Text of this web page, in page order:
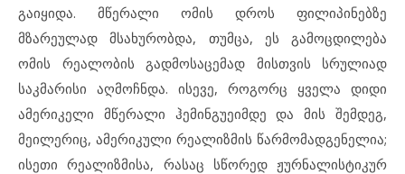
გაიყიდა. მწერალი ომის დროს ფილიპინებზე
მზარეულად მსახურობდა, თუმცა, ეს გამოცდილება
ომის რეალობის გადმოსაცემად მისთვის სრულიად
საკმარისი აღმოჩნდა. ისევე, როგორც ყველა დიდი
ამერიკელი მწერალი ჰემინგუეიმდე და მის შემდეგ,
მეილერიც, ამერიკული რეალიზმის წარმომადგენელია;
ისეთი რეალიზმისა, რასაც სწორედ ჟურნალისტიკურ